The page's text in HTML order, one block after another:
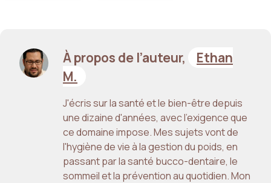
À propos de l’auteur,
Ethan
M.
J'écris sur la santé et le bien-être depuis
une dizaine d'années, avec l'exigence que
ce domaine impose. Mes sujets vont de
l'hygiène de vie à la gestion du poids, en
passant par la santé bucco-dentaire, le
sommeil et la prévention au quotidien. Mon